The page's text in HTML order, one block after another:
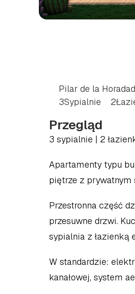
Pilar de la
3Sypialnie 2
Przegląd
3 sypialnie | 2
Apartamenty typu
piętrze z prywatnym
Przestronna część
przesuwne drzwi.
sypialnia z łazienką
W standardzie:
kanałowej, system